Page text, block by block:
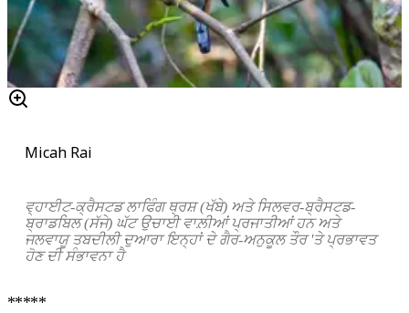
Micah Rai
ਵ੍ਹਾਈਟ-ਕ੍ਰੈਸਟਡ ਲਾਫਿੰਗ ਥ੍ਰਸ਼ (ਖੱਬੇ) ਅਤੇ ਸਿਲਵਰ-ਬ੍ਰੈਸਟਡ-
ਬ੍ਰਾਡਬਿਲ (ਸੱਜੇ) ਘੱਟ ਉਚਾਈ ਵਾਲ਼ੀਆਂ ਪ੍ਰਜਾਤੀਆਂ ਹਨ ਅਤੇ
ਜਲਵਾਯੂ ਤਬਦੀਲੀ ਦੁਆਰਾ ਇਨ੍ਹਾਂ ਦੇ ਗੈਰ-ਅਨੁਕੂਲ ਤੌਰ'ਤੇ ਪ੍ਰਭਾਵਤ
ਹੋਣ ਦੀ ਸੰਭਾਵਨਾ ਹੈ
*****